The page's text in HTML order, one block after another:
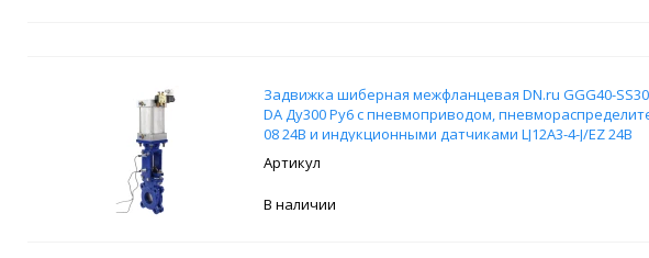
Задвижка шиберная межфланцевая DN.ru GGG40-
DA Ду300 Ру6 с пневмоприводом,
08 24В и индукционными датчиками LJ12A3-4-J/EZ 24В
В наличии